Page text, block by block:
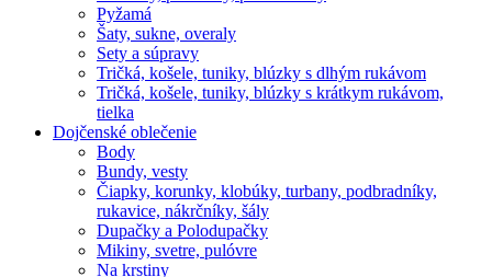
Pyžamá
Šaty, sukne, overaly
Sety a súpravy
Tričká, košele, tuniky, blúzky s dlhým rukávom
Tričká, košele, tuniky, blúzky s krátkym rukávom,
tielka
Dojčenské oblečenie
Body
Bundy, vesty
Čiapky, korunky, klobúky, turbany, podbradníky,
rukavice, nákrčníky, šály
Dupačky a Polodupačky
Mikiny, svetre, pulóvre
Na krstiny